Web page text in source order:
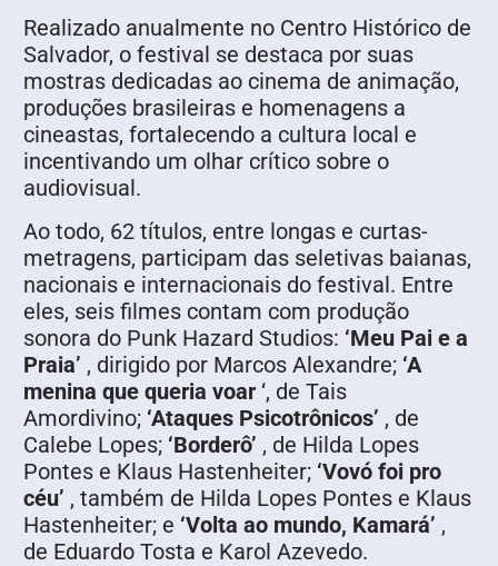
Realizado anualmente no Centro Histórico de
Salvador, o festival se destaca por suas
mostras dedicadas ao cinema de animação,
produções brasileiras e homenagens a
cineastas, fortalecendo a cultura local e
incentivando um olhar crítico sobre o
audiovisual.
Ao todo, 62 títulos, entre longas e curtas-
metragens, participam das seletivas baianas,
nacionais e internacionais do festival. Entre
eles, seis filmes contam com produção
sonora do Punk Hazard Studios: ‘Meu Pai e a
Praia’ , dirigido por Marcos Alexandre; ‘A
menina que queria voar ‘, de Tais
Amordivino; ‘Ataques Psicotrônicos’ , de
Calebe Lopes; ‘Borderô’ , de Hilda Lopes
Pontes e Klaus Hastenheiter; ‘Vovó foi pro
céu’ , também de Hilda Lopes Pontes e Klaus
Hastenheiter; e ‘Volta ao mundo, Kamará’ ,
de Eduardo Tosta e Karol Azevedo.